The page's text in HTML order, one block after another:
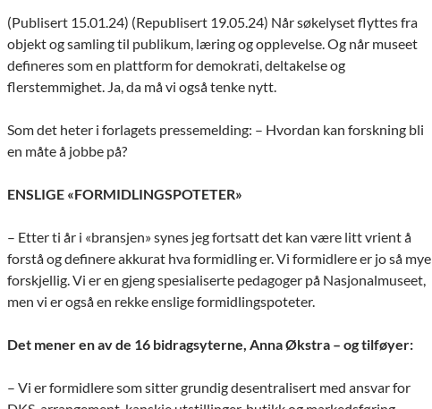
(Publisert 15.01.24) (Republisert 19.05.24) Når søkelyset flyttes fra
objekt og samling til publikum, læring og opplevelse. Og når museet
defineres som en plattform for demokrati, deltakelse og
flerstemmighet. Ja, da må vi også tenke nytt.
Som det heter i forlagets pressemelding: – Hvordan kan forskning bli
en måte å jobbe på?
ENSLIGE «FORMIDLINGSPOTETER»
– Etter ti år i «bransjen» synes jeg fortsatt det kan være litt vrient å
forstå og definere akkurat hva formidling er. Vi formidlere er jo så mye
forskjellig. Vi er en gjeng spesialiserte pedagoger på Nasjonalmuseet,
men vi er også en rekke enslige formidlingspoteter.
Det mener en av de 16 bidragsyterne, Anna Økstra – og tilføyer:
– Vi er formidlere som sitter grundig desentralisert med ansvar for